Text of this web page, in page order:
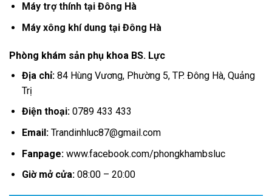
Máy trợ thính tại Đông Hà
Máy xông khí dung tại Đông Hà
Phòng khám sản phụ khoa BS. Lực
Địa chỉ: 84 Hùng Vương, Phường 5, TP. Đông Hà, Quảng
Trị
Điện thoại: 0789 433 433
Email: Trandinhluc87@gmail.com
Fanpage: www.facebook.com/phongkhambsluc
Giờ mở cửa: 08:00 – 20:00